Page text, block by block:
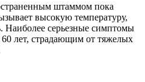
штаммом пока
высокую температуру,
Наиболее серьезные симптомы
лет, страдающим от тяжелых